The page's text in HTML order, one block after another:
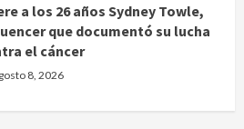
el cáncer
8, 2026
tras explosión en